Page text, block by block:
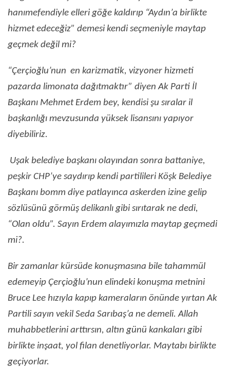
hanımefendiyle elleri göğe kaldırıp “Aydın’a birlikte
hizmet edeceğiz” demesi kendi seçmeniyle maytap
geçmek değil mi?
“Çerçioğlu’nun en karizmatik, vizyoner hizmeti
pazarda limonata dağıtmaktır” diyen Ak Parti İl
Başkanı Mehmet Erdem bey, kendisi şu sıralar il
başkanlığı mevzusunda yüksek lisansını yapıyor
diyebiliriz.
Uşak belediye başkanı olayından sonra battaniye,
peşkir CHP’ye saydırıp kendi partilileri Köşk Belediye
Başkanı bomm diye patlayınca askerden izine gelip
sözlüsünü görmüş delikanlı gibi sırıtarak ne dedi,
“Olan oldu”. Sayın Erdem alayımızla maytap geçmedi
mi?.
Bir zamanlar kürsüde konuşmasına bile tahammül
edemeyip Çerçioğlu’nun elindeki konuşma metnini
Bruce Lee hızıyla kapıp kameraların önünde yırtan Ak
Partili sayın vekil Seda Sarıbaş’a ne demeli. Allah
muhabbetlerini arttırsın, altın günü kankaları gibi
birlikte inşaat, yol filan denetliyorlar. Maytabı birlikte
geçiyorlar.